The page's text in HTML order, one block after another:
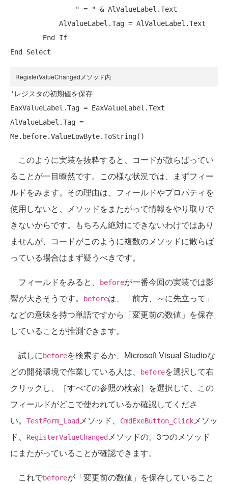
" = " & AlValueLabel.Text
End
End
RegisterValueChangedメソッド内
'レジスタの初期値を保存
EaxValueLabel.Tag = EaxValueLabel.Text
AlValueLabel.Tag =
このように実装を抜粋すると、コードが散らばってい
ることが一目瞭然です。この様な状況では、まずフィー
ルドをみます。その理由は、フィールドやプロパティを
使用しないと、メソッドをまたがって情報をやり取りで
きないからです。もちろん絶対にできないわけではあり
ませんが、コードがこのように複数のメソッドに散らば
っている場合はまず疑うべきです。
フィールドをみると、 beforeが一番今回の実装では影
響が大きそうです。
beforeは、「前方、～に先立って」
などの意味を持つ単語ですから「変更前の数値」を保存
していることが推測できます。
試しにbeforeを検索するか、Microsoft Visual Studioな
どの開発環境で作業している人は、
beforeを選択して右
クリックし、［すべての参照の検索］を選択して、この
フィールドがどこで使われているか確認してくださ
い。
TestForm_Load メソッド、 CmdExeButton_Clickメソッ
ド、
RegisterValueChanged メソッドの、3つのメソッド
にまたがっていることが確認できます。
これでbeforeが「変更前の数値」を保存していること